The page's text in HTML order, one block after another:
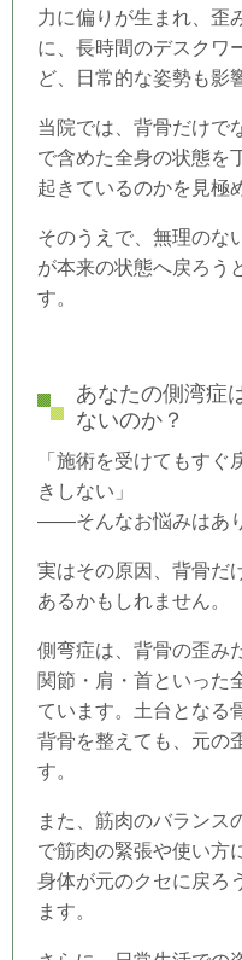
力に偏りが生まれ、歪
に、長時間のデスクワ
ど、日常的な姿勢も影
当院では、背骨だけで
で含めた全身の状態を
起きているのかを見極
そのうえで、無理のな
が本来の状態へ戻ろう
す。
あなたの側湾症
ないのか？
「施術を受けてもす
きしない」
――そんなお悩みはあ
実はその原因、背骨だ
あるかもしれません。
側弯症は、背骨の歪み
関節・肩・首といった
ています。土台となる
背骨を整えても、元の
す。
また、筋肉のバランス
で筋肉の緊張や使い方
身体が元のクセに戻ろ
ます。